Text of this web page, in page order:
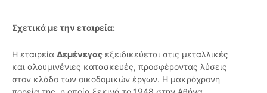
Σχετικά με την εταιρεία:
Η εταιρεία Δεμένεγας εξειδικεύεται στις μεταλλικές
και αλουμινένιες κατασκευές, προσφέροντας λύσεις
στον κλάδο των οικοδομικών έργων. Η μακρόχρονη